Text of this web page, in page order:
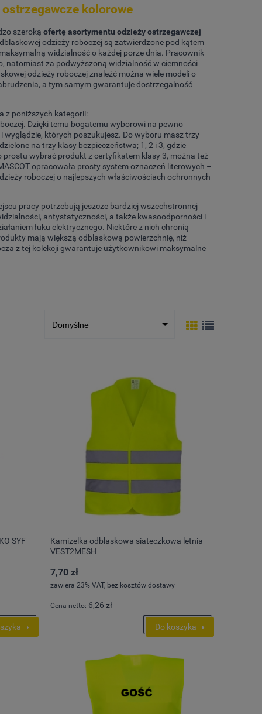
kolorowe
szeroką ofertę asortymentu odzieży ostrzegawczej
odzieży roboczej są zatwierdzone pod kątem
widzialność o każdej porze dnia. Pracownik
natomiast za podwyższoną widzialność w ciemności
odzieży roboczej znaleźć można wiele modeli o
a tym samym gwarantuje dostrzegalność
z poniższych kategorii:
Dzięki temu bogatemu wyborowi na pewno
wyglądzie, których poszukujesz. Do wyboru masz trzy
na trzy klasy bezpieczeństwa; 1, 2 i 3, gdzie
wybrać produkt z certyfikatem klasy 3, można też
opracowała prosty system oznaczeń literowych –
roboczej o najlepszych właściwościach ochronnych
pracy potrzebują jeszcze bardziej wszechstronnej
antystatyczności, a także kwasoodporności i
łuku elektrycznego. Niektóre z nich chronią
mają większą odblaskową powierzchnię, niż
z tej kolekcji gwarantuje użytkownikowi maksymalne
SYF
Kamizelka odblaskowa siateczkowa letnia
VEST2MESH
7,70 zł
zawiera 23% VAT, bez kosztów dostawy
Cena netto: 6,26 zł
Do koszyka